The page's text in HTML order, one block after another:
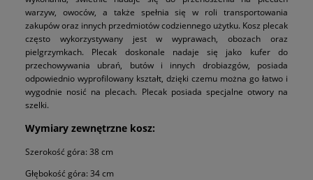
warzyw, owoców, a także spełnia się w roli transportowania
zakupów oraz innych przedmiotów codziennego użytku. Kosz plecak
często wykorzystywany jest w wyprawach, obozach oraz
pielgrzymkach. Plecak doskonale nadaje się jako kufer do
przechowywania ubrań, butów i innych drobiazgów, posiada
odpowiednio wyprofilowany kształt, dzięki czemu można go łatwo i
wygodnie nosić na plecach. Plecak posiada specjalne otwory na
szelki.
Wymiary zewnętrzne kosz:
Szerokość góra: 38 cm
Głębokość góra: 34 cm